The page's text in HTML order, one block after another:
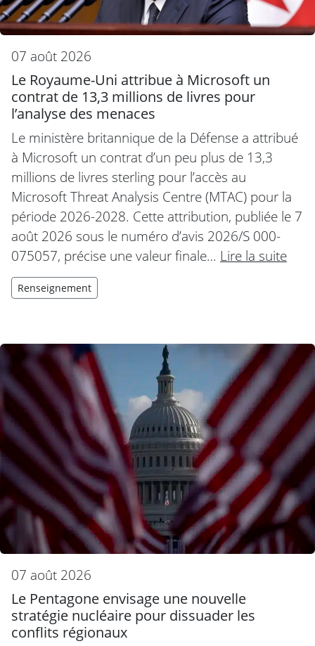
07 août 2026
Le Royaume-Uni attribue à Microsoft un
contrat de 13,3 millions de livres pour
l’analyse des menaces
Le ministère britannique de la Défense a attribué
à Microsoft un contrat d’un peu plus de 13,3
millions de livres sterling pour l’accès au
Microsoft Threat Analysis Centre (MTAC) pour la
période 2026-2028. Cette attribution, publiée le 7
août 2026 sous le numéro d’avis 2026/S 000-
075057, précise une valeur finale… Lire la suite
Renseignement
07 août 2026
Le Pentagone envisage une nouvelle
stratégie nucléaire pour dissuader les
conflits régionaux